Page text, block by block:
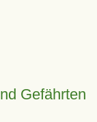
Gefährten